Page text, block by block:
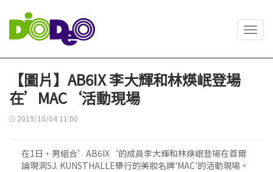
【圖片】AB6IX 李大輝和林煐岷登場
在’MAC‘活動現場
2019/10/04 11:00
在1日，男組合’AB6IX‘的成員李大輝和林煐岷登場在首爾
論現洞SJ. KUNSTHALLE舉行的美妝名牌'MAC'的活動現場。